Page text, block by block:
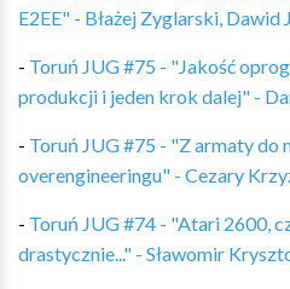
E2EE" - Błażej Zyglarski, Dawid
- Toruń JUG #75 - "Jakość
produkcji i jeden krok dalej" -
- Toruń JUG #75 - "Z armaty do
overengineeringu" - Cezary
- Toruń JUG #74 - "Atari 2600,
drastycznie..." - Sławomir